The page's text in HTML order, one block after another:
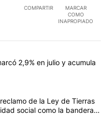
COMPARTIR
MARCAR
COMO
INAPROPIADO
más comentarios en los
"La inflación en CABA
2,9% en julio y acumula
"Para Natalia Volosin el
de la Ley de Tierras
social como la bandera